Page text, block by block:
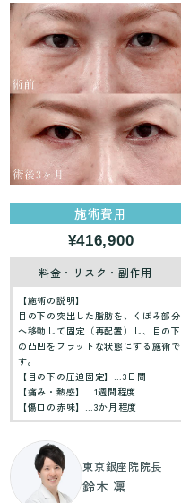
施術費用
¥416,900
料金・リスク・副作用
【施術の説明】
目の下の突出した脂肪を、くぼみ部分
へ移動して固定（再配置）し、目の下
の凸凹をフラットな状態にする施術で
す。
【目の下の圧迫固定】…3日間
【痛み・熱感】…1週間程度
【傷口の赤味】…3か月程度
東京銀座院院長
鈴木 凜